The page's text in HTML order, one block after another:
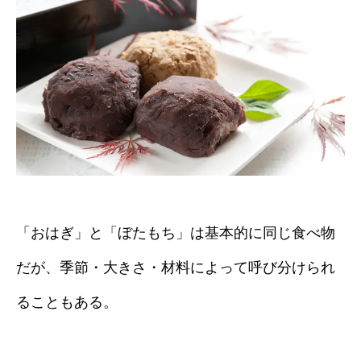
「おはぎ」と「ぼたもち」は基本的に同じ食べ物
だが、季節・大きさ・材料によって呼び分けられ
ることもある。